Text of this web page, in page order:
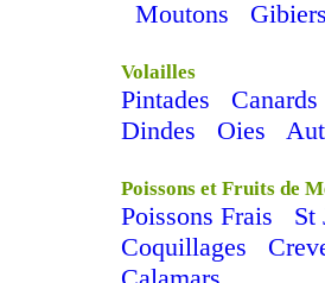
Moutons
Gibiers
Volailles
Pintades Canards
Dindes
Oies
Poissons et Fruits de
Poissons Frais St
Coquillages